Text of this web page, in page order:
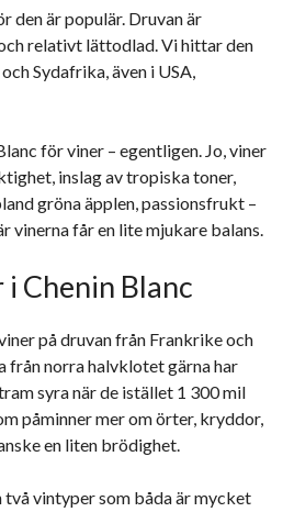
den är populär. Druvan är
relativt lättodlad. Vi hittar den
Sydafrika, även i USA,
för viner – egentligen. Jo, viner
inslag av tropiska toner,
gröna äpplen, passionsfrukt –
vinerna får en lite mjukare balans.
Chenin Blanc
på druvan från Frankrike och
från norra halvklotet gärna har
syra när de istället 1 300 mil
påminner mer om örter, kryddor,
en liten brödighet.
två vintyper som båda är mycket